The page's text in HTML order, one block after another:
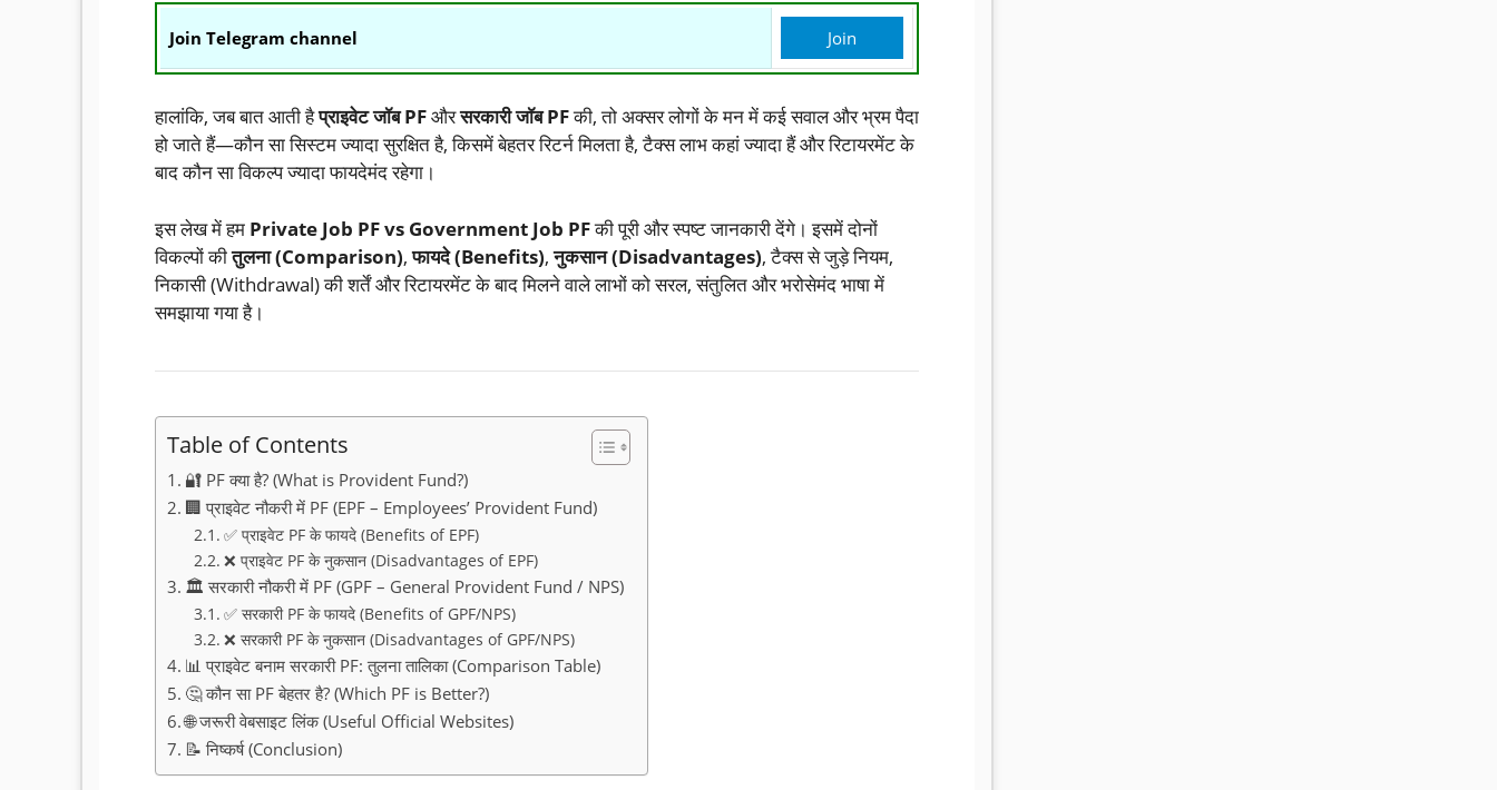
Join Telegram channel Join
हालांकि, जब बात आती हैप्राइवेट जॉब PFऔरसरकारी जॉब PFकी, तो अक्सर लोगों के मन में कई सवाल और भ्रम पैदा
हो जाते हैं—कौन सा सिस्टम ज्यादा सुरक्षित है, किसमें बेहतर रिटर्न मिलता है, टैक्स लाभ कहां ज्यादा हैं और रिटायरमेंट के
बाद कौन सा विकल्प ज्यादा फायदेमंद रहेगा।
इस लेख में हम Private Job PF vs Government Job PFकी पूरी और स्पष्ट जानकारी देंगे। इसमें दोनों
विकल्पों कीतुलना (Comparison),फायदे (Benefits),नुकसान (Disadvantages), टैक्स से जुड़े नियम,
निकासी (Withdrawal) की शर्तें और रिटायरमेंट के बाद मिलने वाले लाभों को सरल, संतुलित और भरोसेमंद भाषा में
समझाया गया है।
Table of Contents
🔐 PF क्या है? (What is Provident Fund?)
🏢 प्राइवेट नौकरी में PF (EPF – Employees’ Provident Fund)
✅ प्राइवेट PF के फायदे (Benefits of EPF)
❌ प्राइवेट PF के नुकसान (Disadvantages of EPF)
🏛️ सरकारी नौकरी में PF (GPF – General Provident Fund / NPS)
✅ सरकारी PF के फायदे (Benefits of GPF/NPS)
❌ सरकारी PF के नुकसान (Disadvantages of GPF/NPS)
📊 प्राइवेट बनाम सरकारी PF: तुलना तालिका (Comparison Table)
🤔 कौन सा PF बेहतर है? (Which PF is Better?)
🌐 जरूरी वेबसाइट लिंक (Useful Official Websites)
📝 निष्कर्ष (Conclusion)